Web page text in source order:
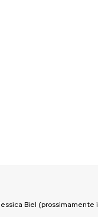
Biel (prossimamente